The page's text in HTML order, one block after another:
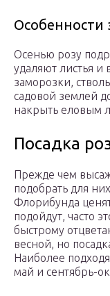
Особенности
Осенью розу
удаляют листья и
заморозки,
садовой землей
накрыть еловым
Посадка
Прежде чем
подобрать для
Флорибунда
подойдут, часто
быстрому
весной, но
Наиболее
май и сентябрь-